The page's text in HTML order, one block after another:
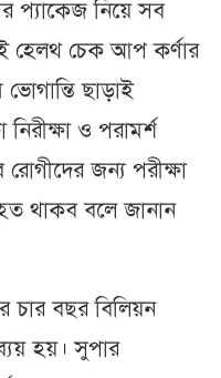
প্যাকেজ নিয়ে সব
হেলথ চেক আপ কর্ণার
ছাড়াই
ও পরামর্শ
জন্য পরীক্ষা
থাকব বলে জানান
চার বছর বিলিয়ন
হয়। সুপার